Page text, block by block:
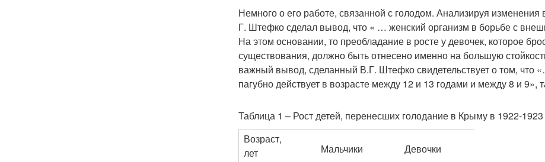
Немного о его работе, связанной с голодом. Анализируя
Г. Штефко сделал вывод, что « … женский организм в борьбе с
На этом основании, то преобладание в росте у девочек, которое
существования, должно быть отнесено именно на большую
важный вывод, сделанный В.Г. Штефко свидетельствует о том, что
пагубно действует в возрасте между 12 и 13 годами и между 8 и 9»,
Таблица 1 – Рост детей, перенесших голодание в Крыму в 1922-
Возраст,
лет
Мальчики Девочки